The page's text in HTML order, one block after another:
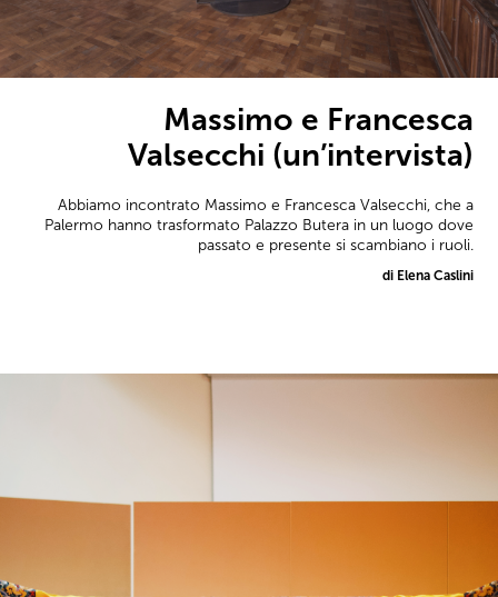
Massimo e Francesca
Valsecchi (un’intervista)
Abbiamo incontrato Massimo e Francesca Valsecchi, che a
Palermo hanno trasformato Palazzo Butera in un luogo dove
passato e presente si scambiano i ruoli.
di Elena Caslini